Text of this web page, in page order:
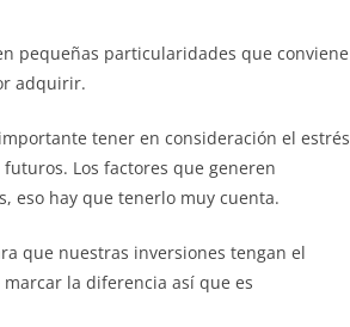
pequeñas particularidades que conviene
adquirir.
tener en consideración el estrés
Los factores que generen
eso hay que tenerlo muy cuenta.
que nuestras inversiones tengan el
marcar la diferencia así que es